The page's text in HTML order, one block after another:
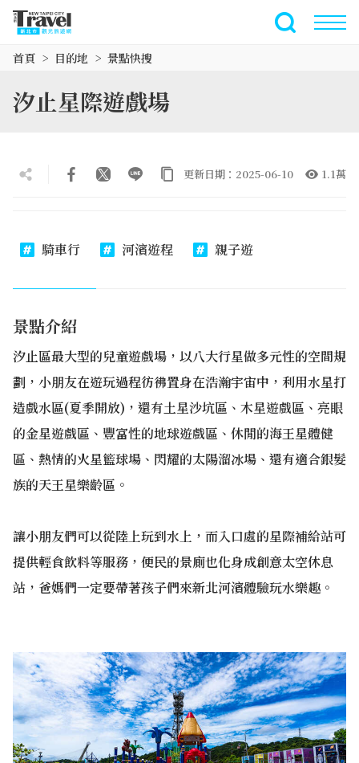
全文檢索
首頁 目的地 景點快搜
汐止星際遊戲場
更新日期：2025-06-10 1.1萬
騎車行 河濱遊程 親子遊
景點介紹
汐止區最大型的兒童遊戲場，以八大行星做多元性的空間規
劃，小朋友在遊玩過程彷彿置身在浩瀚宇宙中，利用水星打
造戲水區(夏季開放)，還有土星沙坑區、木星遊戲區、亮眼
的金星遊戲區、豐富性的地球遊戲區、休閒的海王星體健
區、熱情的火星籃球場、閃耀的太陽溜冰場、還有適合銀髮
族的天王星樂齡區。
讓小朋友們可以從陸上玩到水上，而入口處的星際補給站可
提供輕食飲料等服務，便民的景廁也化身成創意太空休息
站，爸媽們一定要帶著孩子們來新北河濱體驗玩水樂趣。